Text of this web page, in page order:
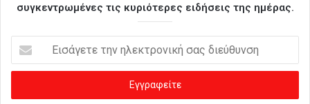
συγκεντρωμένες τις κυριότερες ειδήσεις της ημέρας.
σ
γ